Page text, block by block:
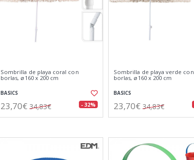
Sombrilla de playa coral con
borlas, ø160 x 200 cm
BASICS
23,70€ 34,83€ - 32%
Sombrilla de playa verde con
borlas, ø160 x 200 cm
BASICS
23,70€ 34,83€